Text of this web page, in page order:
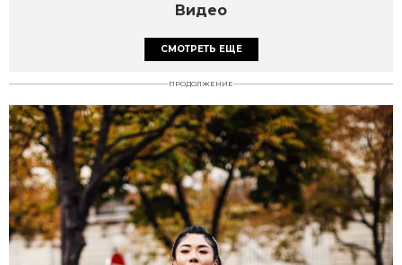
Видео
СМОТРЕТЬ ЕЩЕ
ПРОДОЛЖЕНИЕ